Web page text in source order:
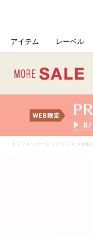
アイテム レーベル
トップ > シューズ > パンプス > KIDS